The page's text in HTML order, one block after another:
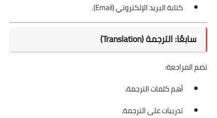
كتابة البريد الإلكتروني (Email).
سابعًا: الترجمة (Translation)
تضم المراجعة:
أهم كلمات الترجمة.
تدريبات على الترجمة.